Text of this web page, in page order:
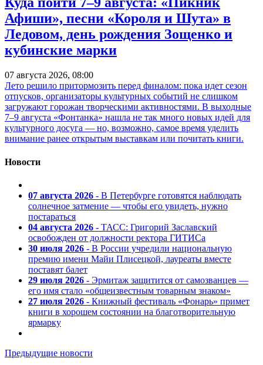
Афиши», песни «Короля и Шута» в
Ледовом, день рождения Зощенко и
кубинские марки
07 августа 2026, 08:00
Лето решило притормозить перед финалом: пока идет сезон
отпусков, организаторы культурных событий не слишком
загружают горожан творческими активностями. В выходные
7–9 августа «Фонтанка» нашла не так много новых идей для
культурного досуга — но, возможно, самое время уделить
внимание ранее открытым выставкам или почитать книги.
Новости
07 августа 2026 - В Петербурге готовятся наблюдать
солнечное затмение — чтобы его увидеть, нужно
постараться
04 августа 2026 - ТАСС: Григорий Заславский
освобожден от должности ректора ГИТИСа
30 июля 2026 - В России учредили национальную
премию имени Майи Плисецкой, лауреаты вместе
поставят балет
29 июля 2026 - Эрмитаж защитится от самозванцев —
его имя стало «общеизвестным товарным знаком»
27 июля 2026 - Книжный фестиваль «Фонарь» примет
книги в хорошем состоянии на благотворительную
ярмарку
Предыдущие новости